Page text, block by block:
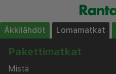
Äkkilähdöt Lomamatkat
Pakettimatkat
Mistä